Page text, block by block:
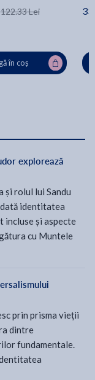
122.33 Lei
în coș
explorează
rolul lui Sandu
identitatea
incluse și aspecte
cu Muntele
prin prisma vieții
dintre
fundamentale.